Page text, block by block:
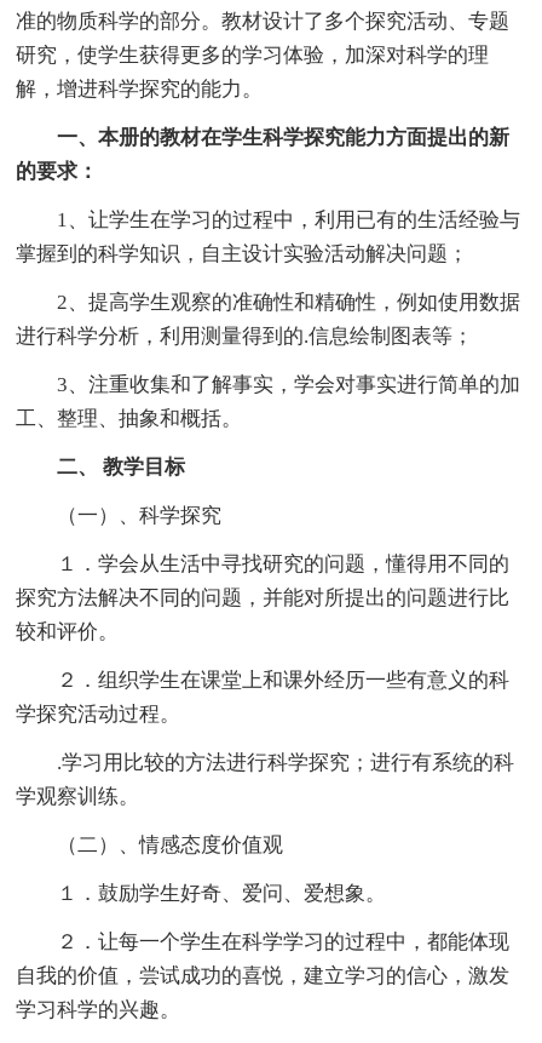
准的物质科学的部分。教材设计了多个探究活动、专题
研究，使学生获得更多的学习体验，加深对科学的理
解，增进科学探究的能力。
一、本册的教材在学生科学探究能力方面提出的新
的要求：
1、让学生在学习的过程中，利用已有的生活经验与
掌握到的科学知识，自主设计实验活动解决问题；
2、提高学生观察的准确性和精确性，例如使用数据
进行科学分析，利用测量得到的.信息绘制图表等；
3、注重收集和了解事实，学会对事实进行简单的加
工、整理、抽象和概括。
二、 教学目标
（一）、科学探究
１．学会从生活中寻找研究的问题，懂得用不同的
探究方法解决不同的问题，并能对所提出的问题进行比
较和评价。
２．组织学生在课堂上和课外经历一些有意义的科
学探究活动过程。
.学习用比较的方法进行科学探究；进行有系统的科
学观察训练。
（二）、情感态度价值观
１．鼓励学生好奇、爱问、爱想象。
２．让每一个学生在科学学习的过程中，都能体现
自我的价值，尝试成功的喜悦，建立学习的信心，激发
学习科学的兴趣。